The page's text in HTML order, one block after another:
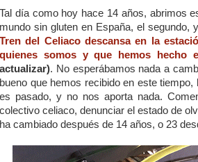
Tal día como hoy hace 14 años, abrimos
mundo sin gluten en España, el segundo,
Tren del Celiaco descansa en la
quienes somos y que hemos hecho
actualizar). No esperábamos nada a
bueno que hemos recibido en este
es pasado, y no nos aporta nada.
colectivo celiaco, denunciar el estado de
ha cambiado después de 14 años, o 23